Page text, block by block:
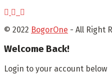
© 2022 BogorOne - All Right
Welcome Back!
Login to your account below